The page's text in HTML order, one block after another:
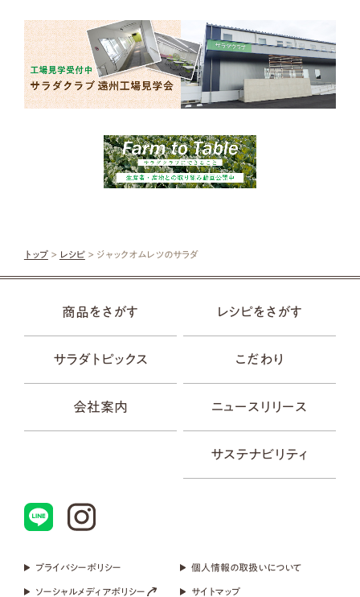
トップ> レシピ> ジャックオムレツのサラダ
商品をさがす レシピをさがす
サラダトピックス こだわり
会社案内 ニュースリリース
サステナビリティ
プライバシーポリシー 個人情報の取扱いについて
ソーシャルメディアポリシー サイトマップ